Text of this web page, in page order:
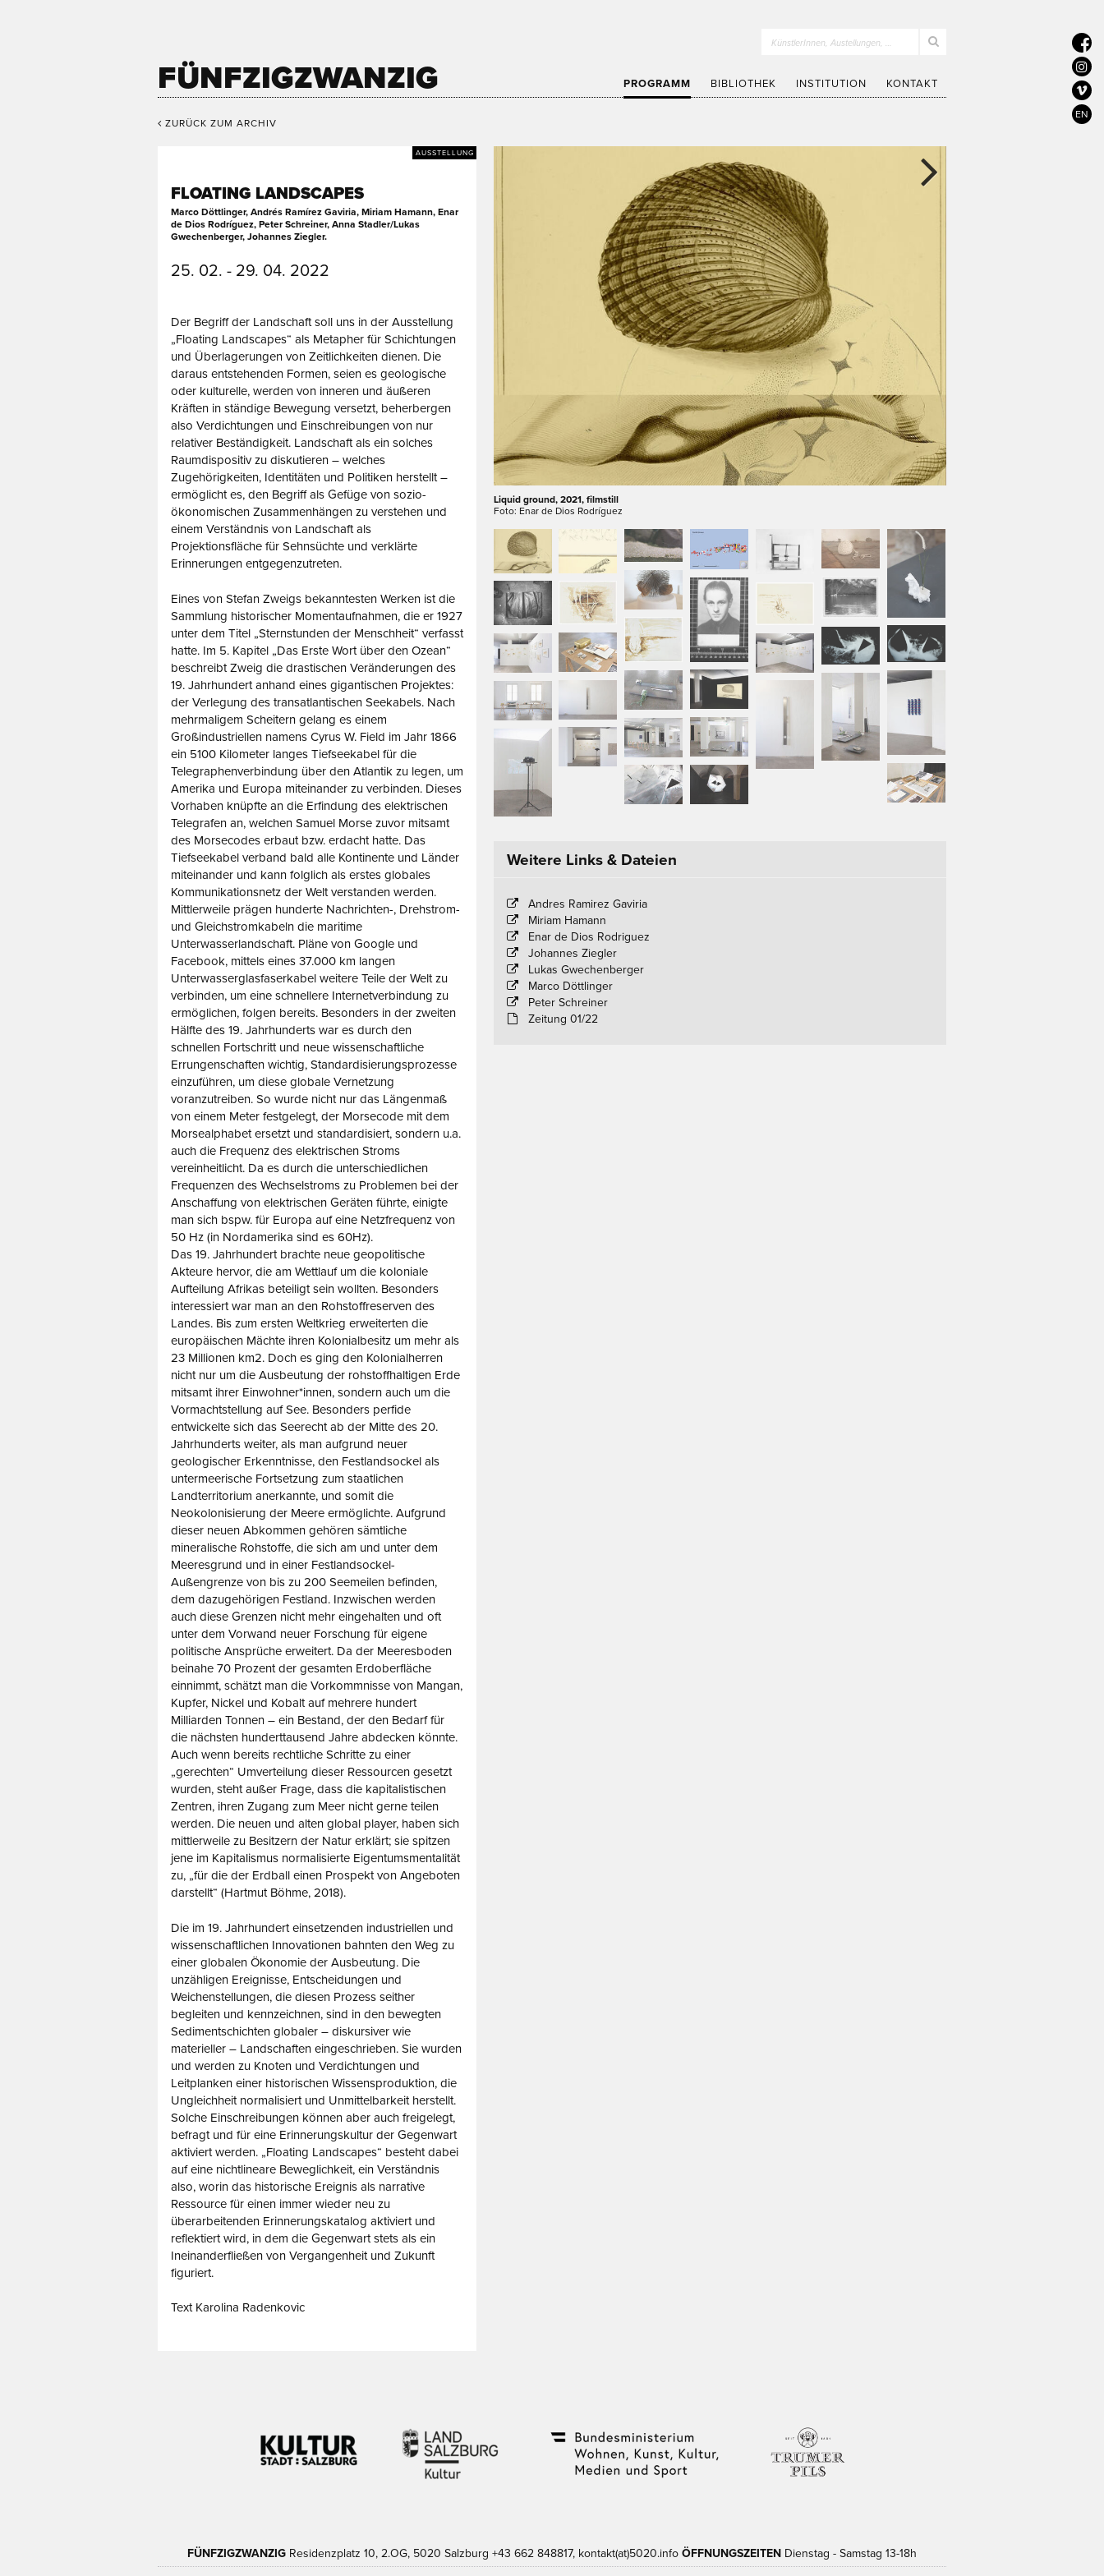
FÜNFZIGZWANZIG
KünstlerInnen, Austellungen, …
PROGRAMM BIBLIOTHEK INSTITUTION KONTAKT
EN
ZURÜCK ZUM ARCHIV
AUSSTELLUNG
FLOATING LANDSCAPES
Marco Döttlinger, Andrés Ramírez Gaviria, Miriam Hamann, Enar
de Dios Rodríguez, Peter Schreiner, Anna Stadler/Lukas
Gwechenberger, Johannes Ziegler.
25. 02. - 29. 04. 2022
Der Begriff der Landschaft soll uns in der Ausstellung
„Floating Landscapes“ als Metapher für Schichtungen
und Überlagerungen von Zeitlichkeiten dienen. Die
daraus entstehenden Formen, seien es geologische
oder kulturelle, werden von inneren und äußeren
Kräften in ständige Bewegung versetzt, beherbergen
also Verdichtungen und Einschreibungen von nur
relativer Beständigkeit. Landschaft als ein solches
Raumdispositiv zu diskutieren – welches
Zugehörigkeiten, Identitäten und Politiken herstellt –
ermöglicht es, den Begriff als Gefüge von sozio-
ökonomischen Zusammenhängen zu verstehen und
einem Verständnis von Landschaft als
Projektionsfläche für Sehnsüchte und verklärte
Erinnerungen entgegenzutreten.
Eines von Stefan Zweigs bekanntesten Werken ist die
Sammlung historischer Momentaufnahmen, die er 1927
unter dem Titel „Sternstunden der Menschheit“ verfasst
hatte. Im 5. Kapitel „Das Erste Wort über den Ozean“
beschreibt Zweig die drastischen Veränderungen des
19. Jahrhundert anhand eines gigantischen Projektes:
der Verlegung des transatlantischen Seekabels. Nach
mehrmaligem Scheitern gelang es einem
Großindustriellen namens Cyrus W. Field im Jahr 1866
ein 5100 Kilometer langes Tiefseekabel für die
Telegraphenverbindung über den Atlantik zu legen, um
Amerika und Europa miteinander zu verbinden. Dieses
Vorhaben knüpfte an die Erfindung des elektrischen
Telegrafen an, welchen Samuel Morse zuvor mitsamt
des Morsecodes erbaut bzw. erdacht hatte. Das
Tiefseekabel verband bald alle Kontinente und Länder
miteinander und kann folglich als erstes globales
Kommunikationsnetz der Welt verstanden werden.
Mittlerweile prägen hunderte Nachrichten-, Drehstrom-
und Gleichstromkabeln die maritime
Unterwasserlandschaft. Pläne von Google und
Facebook, mittels eines 37.000 km langen
Unterwasserglasfaserkabel weitere Teile der Welt zu
verbinden, um eine schnellere Internetverbindung zu
ermöglichen, folgen bereits. Besonders in der zweiten
Hälfte des 19. Jahrhunderts war es durch den
schnellen Fortschritt und neue wissenschaftliche
Errungenschaften wichtig, Standardisierungsprozesse
einzuführen, um diese globale Vernetzung
voranzutreiben. So wurde nicht nur das Längenmaß
von einem Meter festgelegt, der Morsecode mit dem
Morsealphabet ersetzt und standardisiert, sondern u.a.
auch die Frequenz des elektrischen Stroms
vereinheitlicht. Da es durch die unterschiedlichen
Frequenzen des Wechselstroms zu Problemen bei der
Anschaffung von elektrischen Geräten führte, einigte
man sich bspw. für Europa auf eine Netzfrequenz von
50 Hz (in Nordamerika sind es 60Hz).
Das 19. Jahrhundert brachte neue geopolitische
Akteure hervor, die am Wettlauf um die koloniale
Aufteilung Afrikas beteiligt sein wollten. Besonders
interessiert war man an den Rohstoffreserven des
Landes. Bis zum ersten Weltkrieg erweiterten die
europäischen Mächte ihren Kolonialbesitz um mehr als
23 Millionen km2. Doch es ging den Kolonialherren
nicht nur um die Ausbeutung der rohstoffhaltigen Erde
mitsamt ihrer Einwohner*innen, sondern auch um die
Vormachtstellung auf See. Besonders perfide
entwickelte sich das Seerecht ab der Mitte des 20.
Jahrhunderts weiter, als man aufgrund neuer
geologischer Erkenntnisse, den Festlandsockel als
untermeerische Fortsetzung zum staatlichen
Landterritorium anerkannte, und somit die
Neokolonisierung der Meere ermöglichte. Aufgrund
dieser neuen Abkommen gehören sämtliche
mineralische Rohstoffe, die sich am und unter dem
Meeresgrund und in einer Festlandsockel-
Außengrenze von bis zu 200 Seemeilen befinden,
dem dazugehörigen Festland. Inzwischen werden
auch diese Grenzen nicht mehr eingehalten und oft
unter dem Vorwand neuer Forschung für eigene
politische Ansprüche erweitert. Da der Meeresboden
beinahe 70 Prozent der gesamten Erdoberfläche
einnimmt, schätzt man die Vorkommnisse von Mangan,
Kupfer, Nickel und Kobalt auf mehrere hundert
Milliarden Tonnen – ein Bestand, der den Bedarf für
die nächsten hunderttausend Jahre abdecken könnte.
Auch wenn bereits rechtliche Schritte zu einer
„gerechten“ Umverteilung dieser Ressourcen gesetzt
wurden, steht außer Frage, dass die kapitalistischen
Zentren, ihren Zugang zum Meer nicht gerne teilen
werden. Die neuen und alten global player, haben sich
mittlerweile zu Besitzern der Natur erklärt; sie spitzen
jene im Kapitalismus normalisierte Eigentumsmentalität
zu, „für die der Erdball einen Prospekt von Angeboten
darstellt“ (Hartmut Böhme, 2018).
Die im 19. Jahrhundert einsetzenden industriellen und
wissenschaftlichen Innovationen bahnten den Weg zu
einer globalen Ökonomie der Ausbeutung. Die
unzähligen Ereignisse, Entscheidungen und
Weichenstellungen, die diesen Prozess seither
begleiten und kennzeichnen, sind in den bewegten
Sedimentschichten globaler – diskursiver wie
materieller – Landschaften eingeschrieben. Sie wurden
und werden zu Knoten und Verdichtungen und
Leitplanken einer historischen Wissensproduktion, die
Ungleichheit normalisiert und Unmittelbarkeit herstellt.
Solche Einschreibungen können aber auch freigelegt,
befragt und für eine Erinnerungskultur der Gegenwart
aktiviert werden. „Floating Landscapes“ besteht dabei
auf eine nichtlineare Beweglichkeit, ein Verständnis
also, worin das historische Ereignis als narrative
Ressource für einen immer wieder neu zu
überarbeitenden Erinnerungskatalog aktiviert und
reflektiert wird, in dem die Gegenwart stets als ein
Ineinanderfließen von Vergangenheit und Zukunft
figuriert.
Text Karolina Radenkovic
Liquid ground, 2021, filmstill
Foto: Enar de Dios Rodríguez
Weitere Links & Dateien
Andres Ramirez Gaviria
Miriam Hamann
Enar de Dios Rodriguez
Johannes Ziegler
Lukas Gwechenberger
Marco Döttlinger
Peter Schreiner
Zeitung 01/22
FÜNFZIGZWANZIG Residenzplatz 10, 2.OG, 5020 Salzburg +43 662 848817, kontakt(at)5020.info ÖFFNUNGSZEITEN Dienstag - Samstag 13-18h